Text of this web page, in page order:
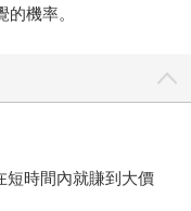
機率。
短時間內就賺到大價